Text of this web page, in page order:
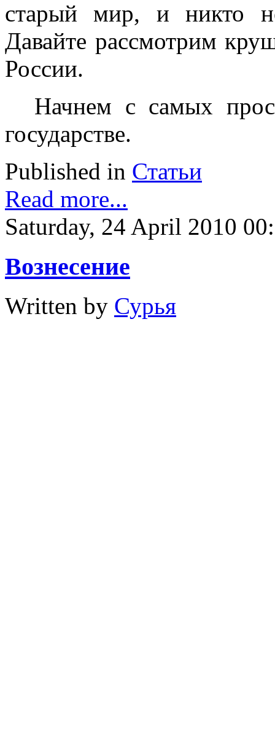
старый мир, и никто
Давайте рассмотрим
России.
Начнем с самых
государстве.
Published in Статьи
Read more...
Saturday, 24 April 2010
Вознесение
Written by Сурья